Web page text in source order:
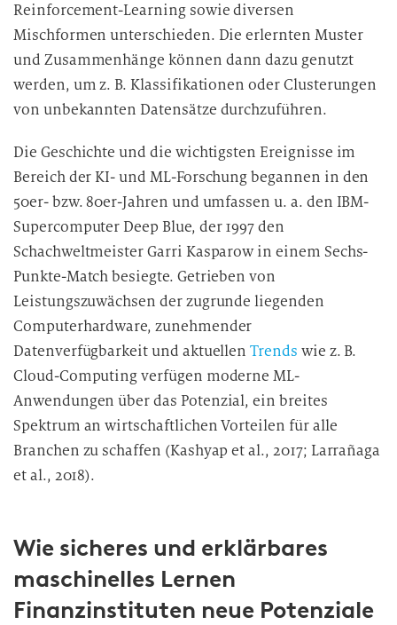
Reinforcement-Learning sowie diversen
Mischformen unterschieden. Die erlernten Muster
und Zusammenhänge können dann dazu genutzt
werden, um z. B. Klassifikationen oder Clusterungen
von unbekannten Datensätze durchzuführen.
Die Geschichte und die wichtigsten Ereignisse im
Bereich der KI- und ML-Forschung begannen in den
50er- bzw. 80er-Jahren und umfassen u. a. den IBM-
Supercomputer Deep Blue, der 1997 den
Schachweltmeister Garri Kasparow in einem Sechs-
Punkte-Match besiegte. Getrieben von
Leistungszuwächsen der zugrunde liegenden
Computerhardware, zunehmender
Datenverfügbarkeit und aktuellenTrends wie z. B.
Cloud-Computing verfügen moderne ML-
Anwendungen über das Potenzial, ein breites
Spektrum an wirtschaftlichen Vorteilen für alle
Branchen zu schaffen (Kashyap et al., 2017; Larrañaga
et al., 2018).
Wie sicheres und erklärbares
maschinelles Lernen
Finanzinstituten neue Potenziale